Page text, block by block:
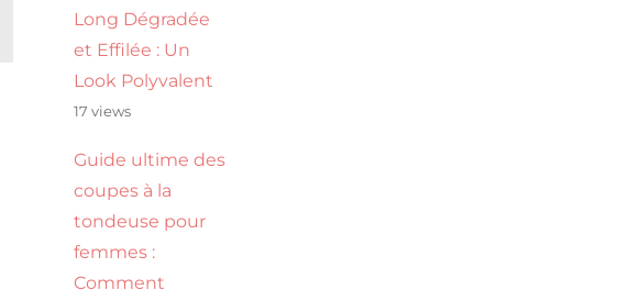
Long Dégradée
et Effilée : Un
Look Polyvalent
17 views
Guide ultime des
coupes à la
tondeuse pour
femmes :
Comment